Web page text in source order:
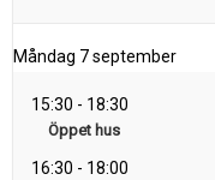
Måndag 7 september
15:30 - 18:30
Öppet hus
16:30 - 18:00